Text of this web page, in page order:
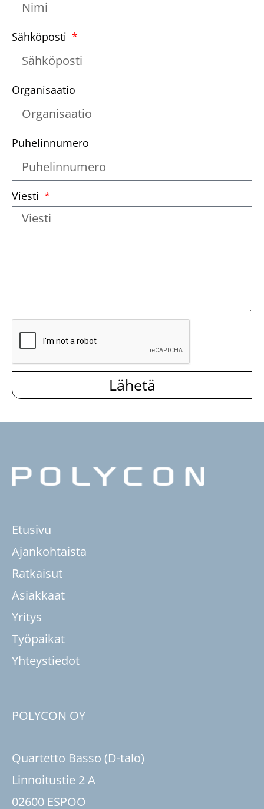
Sähköposti
Organisaatio
Puhelinnumero
Viesti
Lähetä
Etusivu
Ajankohtaista
Ratkaisut
Asiakkaat
Yritys
Työpaikat
Yhteystiedot
POLYCON OY
Quartetto Basso (D-talo)
Linnoitustie 2 A
02600 ESPOO